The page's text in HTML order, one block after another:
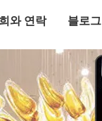
와 연락 블로그